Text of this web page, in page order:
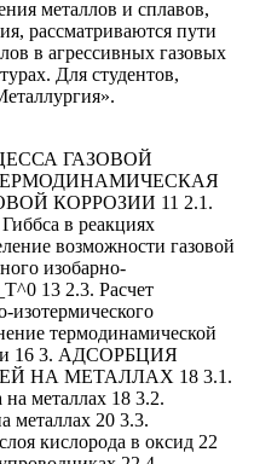
металлов и сплавов,
рассматриваются пути
в агрессивных газовых
Для студентов,
ГАЗОВОЙ
КОРРОЗИИ 11 2.1.
в реакциях
возможности газовой
изобарно-
13 2.3. Расчет
изотермического
термодинамической
16 3. АДСОРБЦИЯ
НА МЕТАЛЛАХ 18 3.1.
металлах 18 3.2.
металлах 20 3.3.
кислорода в оксид 22